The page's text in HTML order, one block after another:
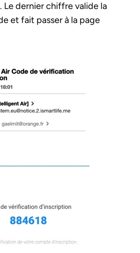
Le dernier chiffre valide la
et fait passer à la page